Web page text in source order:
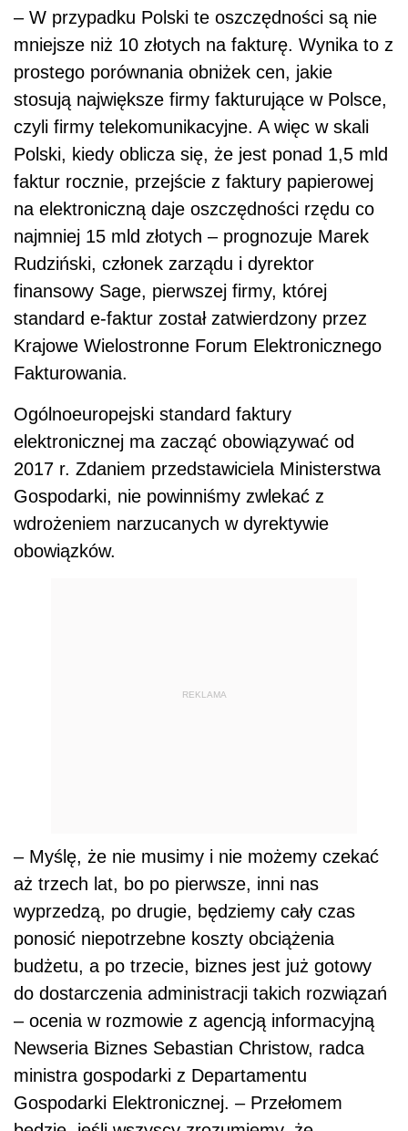
– W przypadku Polski te oszczędności są nie
mniejsze niż 10 złotych na fakturę. Wynika to z
prostego porównania obniżek cen, jakie
stosują największe firmy fakturujące w Polsce,
czyli firmy telekomunikacyjne. A więc w skali
Polski, kiedy oblicza się, że jest ponad 1,5 mld
faktur rocznie, przejście z faktury papierowej
na elektroniczną daje oszczędności rzędu co
najmniej 15 mld złotych – prognozuje Marek
Rudziński, członek zarządu i dyrektor
finansowy Sage, pierwszej firmy, której
standard e-faktur został zatwierdzony przez
Krajowe Wielostronne Forum Elektronicznego
Fakturowania.
Ogólnoeuropejski standard faktury
elektronicznej ma zacząć obowiązywać od
2017 r. Zdaniem przedstawiciela Ministerstwa
Gospodarki, nie powinniśmy zwlekać z
wdrożeniem narzucanych w dyrektywie
obowiązków.
REKLAMA
– Myślę, że nie musimy i nie możemy czekać
aż trzech lat, bo po pierwsze, inni nas
wyprzedzą, po drugie, będziemy cały czas
ponosić niepotrzebne koszty obciążenia
budżetu, a po trzecie, biznes jest już gotowy
do dostarczenia administracji takich rozwiązań
– ocenia w rozmowie z agencją informacyjną
Newseria Biznes Sebastian Christow, radca
ministra gospodarki z Departamentu
Gospodarki Elektronicznej. – Przełomem